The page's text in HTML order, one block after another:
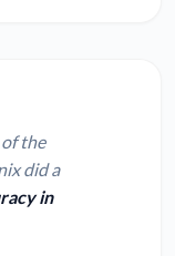
the
did a
in